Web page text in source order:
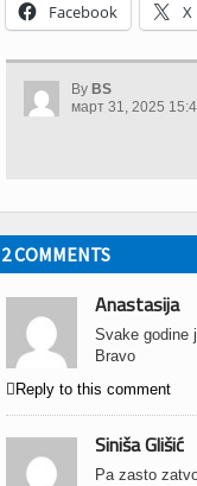
Facebook X
By BS
март 31, 2025
2 COMMENTS
Anastasija
Svake godine
Bravo
 Reply to this comment
Siniša Glišić
Pa zasto